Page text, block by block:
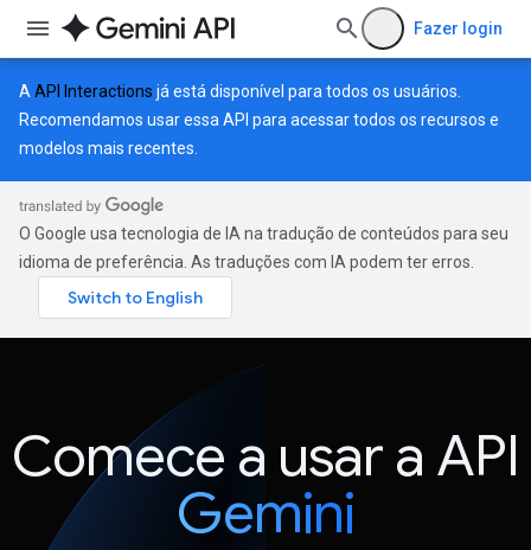
Fazer login
A API Interactions já está disponível para todos os usuários.
Recomendamos usar essa API para acessar todos os recursos e
modelos mais recentes.
O Google usa tecnologia de IA na tradução de conteúdos para seu
idioma de preferência. As traduções com IA podem ter erros.
Comece a usar a API
Gemini